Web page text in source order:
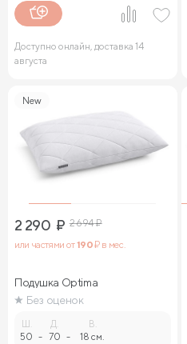
Доступно онлайн, доставка 14
августа
New
2 290 ₽ 2 694₽
или частями от190₽ в мес.
Подушка Optima
Без оценок
50 -
Д.
70 -
В.
18 см.